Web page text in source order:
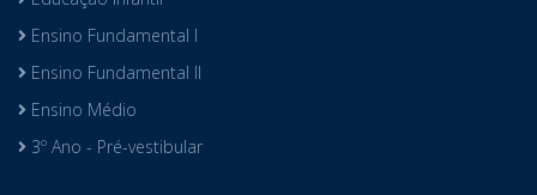
Ensino Fundamental I
Ensino Fundamental II
Ensino Médio
3º Ano - Pré-vestibular